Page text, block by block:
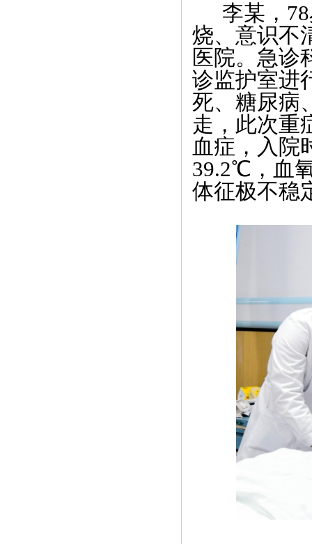
李某， 78
烧、意识不
医院。急诊
诊监护室进
死、糖尿病
走，此次重
血症，入院
39.2℃，血
体征极不稳